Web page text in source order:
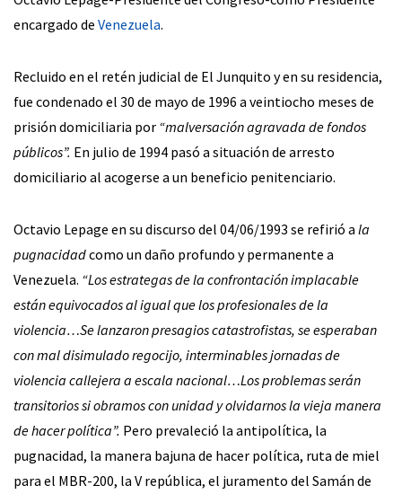
encargado de Venezuela.
Recluido en el retén judicial de El Junquito y en su residencia,
fue condenado el 30 de mayo de 1996 a veintiocho meses de
prisión domiciliaria por “malversación agravada de fondos
públicos”. En julio de 1994 pasó a situación de arresto
domiciliario al acogerse a un beneficio penitenciario.
Octavio Lepage en su discurso del 04/06/1993 se refirió a la
pugnacidadcomo un daño profundo y permanente a
Venezuela. “Los estrategas de la confrontación implacable
están equivocados al igual que los profesionales de la
violencia…Se lanzaron presagios catastrofistas, se esperaban
con mal disimulado regocijo, interminables jornadas de
violencia callejera a escala nacional…Los problemas serán
transitorios si obramos con unidad y olvidarnos la vieja manera
de hacer política”. Pero prevaleció la antipolítica, la
pugnacidad, la manera bajuna de hacer política, ruta de miel
para el MBR-200, la V república, el juramento del Samán de